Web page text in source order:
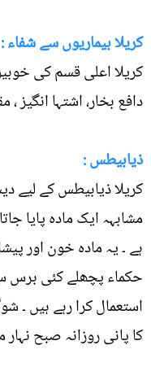
کریلا بیماریوں سے شفاء :
کریلا اعلی قسم کی
دافع بخار، اشتہا انگیز
ذیابیطس :
کریلا ذیابیطس کے لیے
مشابہہ ایک مادہ پایا
ہے ۔ یہ مادہ خون اور
حکماء پچھلے کئی برس
استعمال کرا رہے ہیں ۔
کا پانی روزانہ صبح نہار